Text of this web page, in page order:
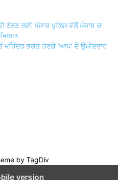
ਠੱਲਣ ਲਈ ਪੰਜਾਬ ਪੁਲਿਸ ਵੱਲੋਂ ਪੰਜਾਬ ਚ
ਮਹਿੰਦਰ ਭਗਤ ਹੋਣਗੇ ‘ਆਪ’ ਦੇ ਉਮੀਦਵਾਰ
by TagDiv
version